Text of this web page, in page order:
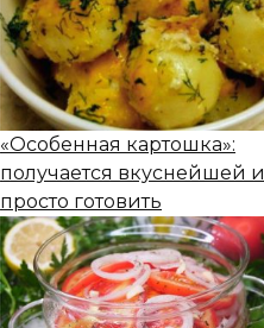
«Особенная картошка»:
получается вкуснейшей и
просто готовить